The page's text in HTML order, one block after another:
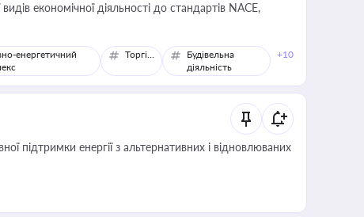
економічної діяльності до стандартів NACE,
енергетичний
Торгівля
Будівельна
діяльність
+10
підтримки енергії з альтернативних і відновлюваних